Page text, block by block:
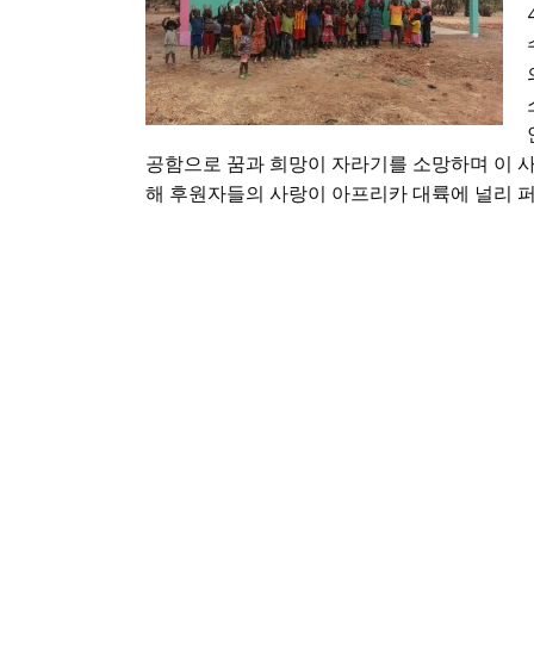
공함으로 꿈과 희망이 자라기를 소망하며 이
해 후원자들의 사랑이 아프리카 대륙에 널리